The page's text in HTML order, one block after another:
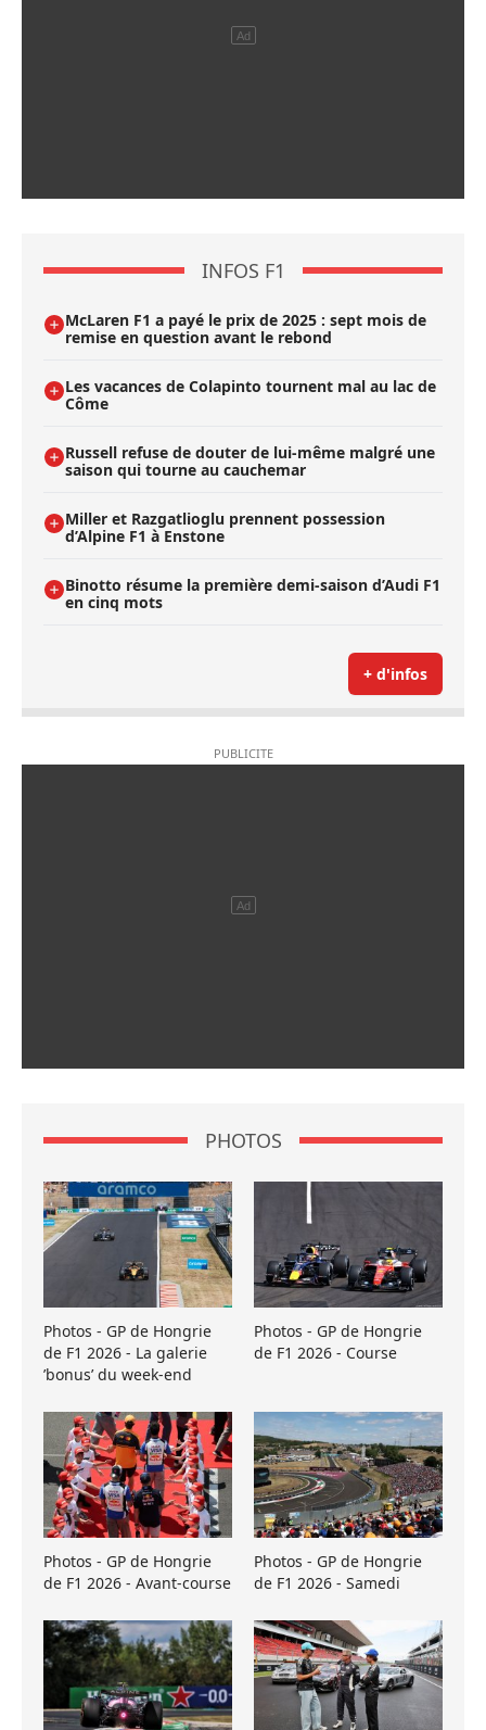
INFOS F1
McLaren F1 a payé le prix de 2025 : sept mois de
remise en question avant le rebond
Les vacances de Colapinto tournent mal au lac de
Côme
Russell refuse de douter de lui-même malgré une
saison qui tourne au cauchemar
Miller et Razgatlioglu prennent possession
d’Alpine F1 à Enstone
Binotto résume la première demi-saison d’Audi F1
en cinq mots
+ d'infos
PHOTOS
Photos - GP de Hongrie
de F1 2026 - La galerie
’bonus’ du week-end
Photos - GP de Hongrie
de F1 2026 - Course
Photos - GP de Hongrie
de F1 2026 - Avant-course
Photos - GP de Hongrie
de F1 2026 - Samedi